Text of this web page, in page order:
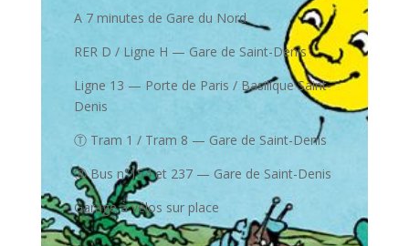
A 7 minutes de Gare du Nord
RER D / Ligne H — Gare de Saint-Denis
Ligne 13 — Porte de Paris / Basilique Saint-
Denis
Ⓣ Tram 1 / Tram 8 — Gare de Saint-Denis
Ⓑ Bus n°154 et 237 — Gare de Saint-Denis
Garage à vélos sur place